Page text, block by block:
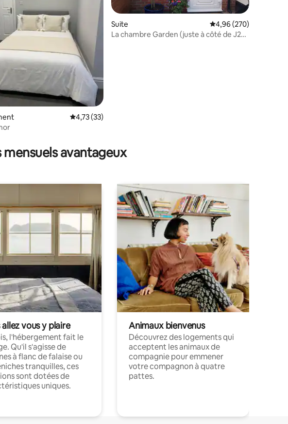
base de 63 commentaires : 4,83 sur 5
Évaluation moyenne sur la base de 33 commentaires : 4,73 sur 5
4,73 (33)
Suite Évaluation moyenne
4,96 (270)
La chambre Garden (juste à côté de J27
avantageux
allez vous y plaire
l'hébergement fait le
Qu'il s'agisse de
à flanc de falaise ou
tranquilles, ces
sont dotées de
uniques.
Animaux bienvenus
Découvrez des logements qui
acceptent les animaux de
compagnie pour emmener
votre compagnon à quatre
pattes.